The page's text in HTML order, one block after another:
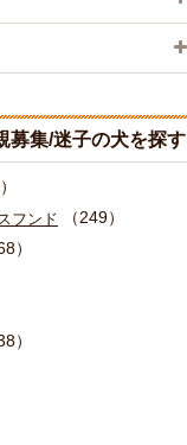
募集/迷子の犬を探す
フンド （249）
）
）